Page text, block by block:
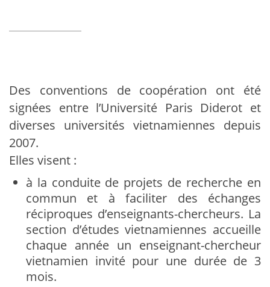
Des conventions de coopération ont été
signées entre l’Université Paris Diderot et
diverses universités vietnamiennes depuis
2007.
Elles visent :
à la conduite de projets de recherche en
commun et à faciliter des échanges
réciproques d’enseignants-chercheurs. La
section d’études vietnamiennes accueille
chaque année un enseignant-chercheur
vietnamien invité pour une durée de 3
mois.